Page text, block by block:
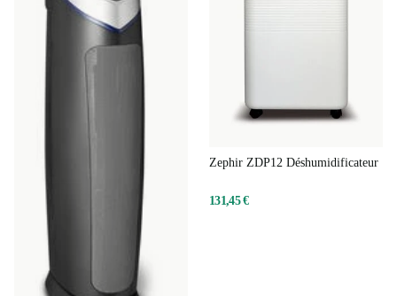
Zephir ZDP12 Déshumidificateur
131,45 €